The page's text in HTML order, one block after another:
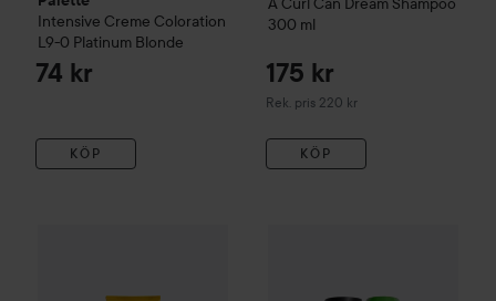
Intensive Creme Coloration
L9-0 Platinum Blonde
74 kr
KÖP
300 ml
175 kr
Rek. pris 220 kr
Rekommenderat pris 220 kr
KÖP